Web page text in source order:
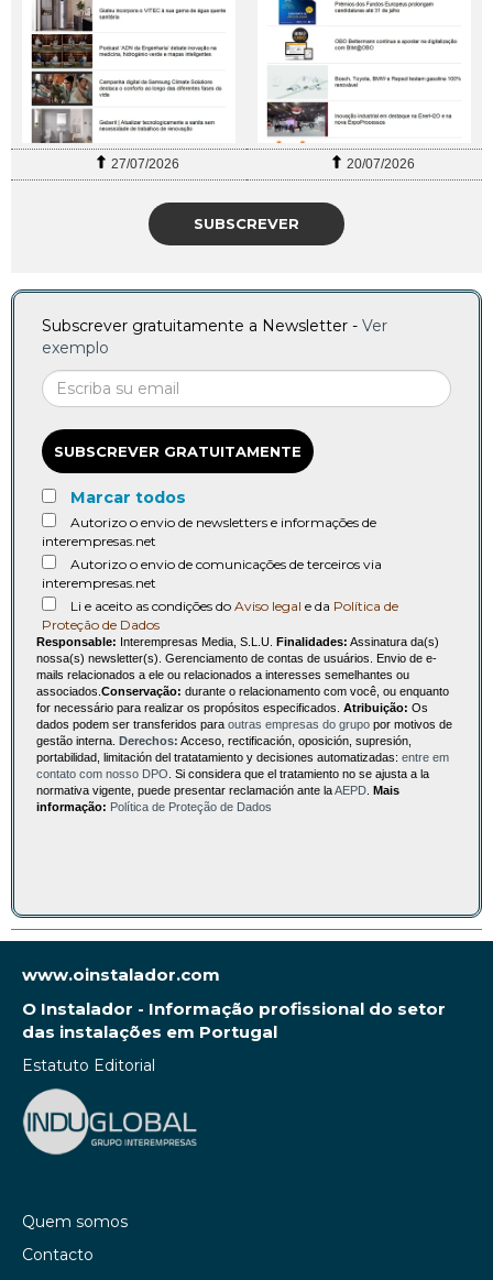
27/07/2026 20/07/2026
SUBSCREVER
Subscrever gratuitamente a Newsletter - Ver
exemplo
SUBSCREVER GRATUITAMENTE
Marcar todos
Autorizo o envio de newsletters e informações de
interempresas.net
Autorizo o envio de comunicações de terceiros via
interempresas.net
Li e aceito as condições do Aviso legal e da Política de
Proteção de Dados
Responsable: Interempresas Media, S.L.U. Finalidades: Assinatura da(s)
nossa(s) newsletter(s). Gerenciamento de contas de usuários. Envio de e-
mails relacionados a ele ou relacionados a interesses semelhantes ou
associados.Conservação: durante o relacionamento com você, ou enquanto
for necessário para realizar os propósitos especificados. Atribuição: Os
dados podem ser transferidos para outras empresas do grupo por motivos de
gestão interna. Derechos: Acceso, rectificación, oposición, supresión,
portabilidad, limitación del tratatamiento y decisiones automatizadas: entre em
contato com nosso DPO. Si considera que el tratamiento no se ajusta a la
normativa vigente, puede presentar reclamación ante laAEPD. Mais
informação: Política de Proteção de Dados
www.oinstalador.com
O Instalador - Informação profissional do setor
das instalações em Portugal
Estatuto Editorial
Quem somos
Contacto